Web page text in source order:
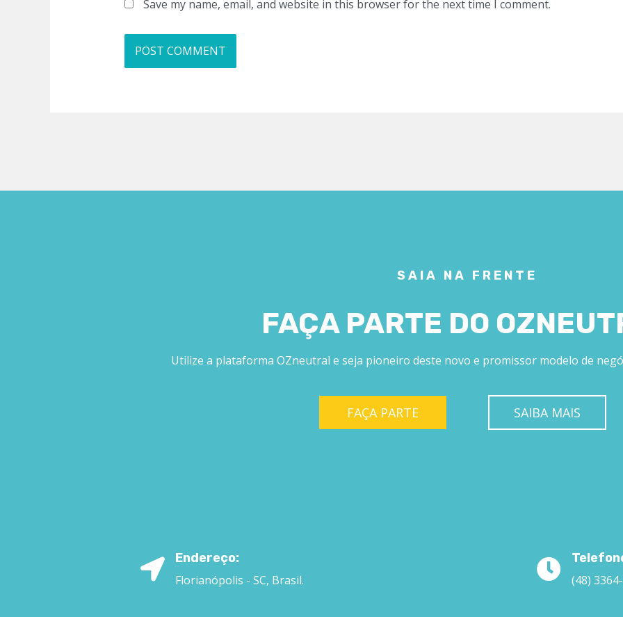
Save my name, email, and website in this browser for the next time I comment.
SAIA NA FRENTE
FAÇA PARTE DO
Utilize a plataforma OZneutral e seja pioneiro deste novo e promissor modelo de
FAÇA PARTE SAIBA MAIS
Endereço:
Florianópolis - SC, Brasil.
(48)